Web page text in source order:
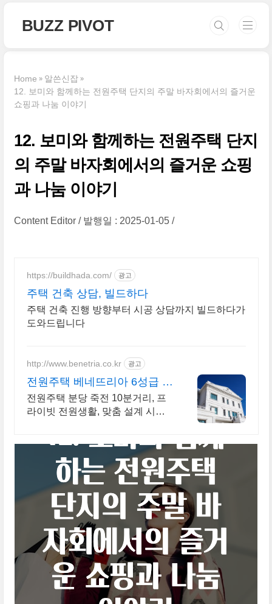
BUZZ PIVOT
Home
알쓴신잡
12. 보미와 함께하는 전원주택 단지의 주말 바자회에서의 즐거운
쇼핑과 나눔 이야기
12. 보미와 함께하는 전원주택 단지
의 주말 바자회에서의 즐거운 쇼핑
과 나눔 이야기
Content Editor 발행일 : 2025-01-05
https://buildhada.com/ 광고
주택 건축 상담, 빌드하다
주택 건축 진행 방향부터 시공 상담까지 빌드하다가
도와드립니다
http://www.benetria.co.kr 광고
전원주택 베네뜨리아 6성급 전
원주택
전원주택 분당 죽전 10분거리, 프
라이빗 전원생활, 맞춤 설계 시공